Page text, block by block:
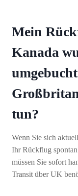
Mein
Kanada
tun?
Wenn Sie sich
Ihr Rückflug
müssen Sie sofort
Transit über UK